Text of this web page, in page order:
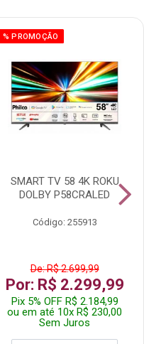
% PROMOÇÃO
SMART TV 58 4K ROKU
DOLBY P58CRALED
Código: 255913
De: R$ 2.699,99
Por: R$ 2.299,99
Pix 5% OFF R$ 2.184,99
ou em até 10x R$ 230,00
Sem Juros